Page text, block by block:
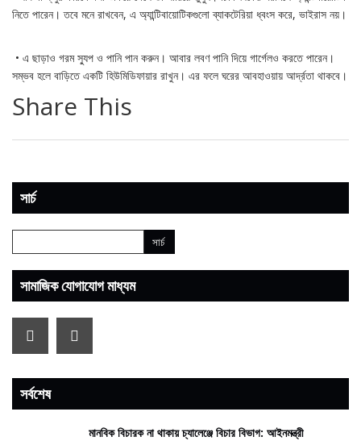
নিতে পারেন। তবে মনে রাখবেন, এ অ্যান্টিবায়োটিকগুলো ব্যাকটেরিয়া ধ্বংস করে, ভাইরাস নয়।
• এ ছাড়াও গরম স্যুপ ও পানি পান করুন। আবার লবণ পানি দিয়ে গার্গেলও করতে পারেন।
সম্ভব হলে বাড়িতে একটি হিউমিডিফায়ার রাখুন। এর ফলে ঘরের আবহাওয়ায় আর্দ্রতা থাকবে।
Share This
সার্চ
সামাজিক যোগাযোগ মাধ্যম
সর্বশেষ
মানবিক বিচারক না থাকায় চ্যালেঞ্জে বিচার বিভাগ: আইনমন্ত্রী